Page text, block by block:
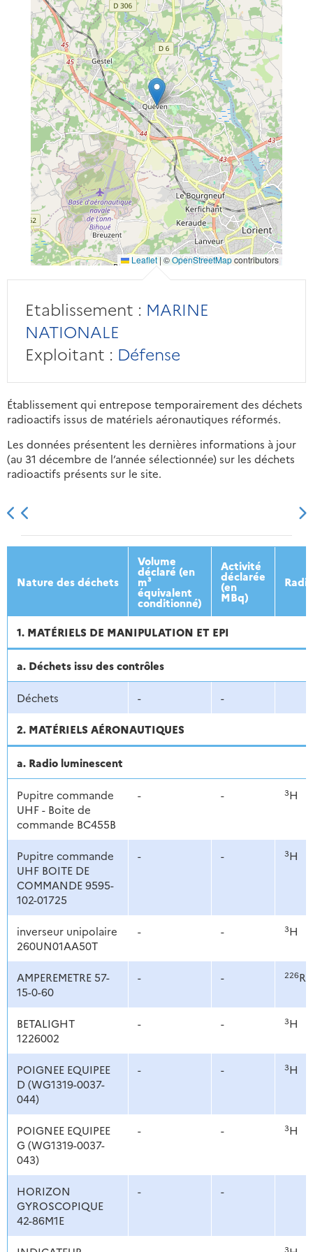
Leaflet | ©OpenStreetMapcontributors
Etablissement : MARINE
NATIONALE
Exploitant : Défense
Établissement qui entrepose temporairement des déchets
radioactifs issus de matériels aéronautiques réformés.
Les données présentent les dernières informations à jour
(au 31 décembre de l’année sélectionnée) sur les déchets
radioactifs présents sur le site.
2013 2014 2015 2016
Nature des déchets
Volume
déclaré (en
m³
équivalent
conditionné)
Activité
déclarée
(en
MBq)
1. MATÉRIELS DE MANIPULATION ET EPI
a. Déchets issu des contrôles
Déchets - -
2. MATÉRIELS AÉRONAUTIQUES
a. Radio luminescent
Pupitre commande
UHF - Boite de
commande BC455B
- - 3H
Pupitre commande
UHF BOITE DE
COMMANDE 9595-
102-01725
- - 3H
inverseur unipolaire
260UN01AA50T
- - 3H
AMPEREMETRE 57-
15-0-60
- - 226Ra
BETALIGHT
1226002
- - 3H
POIGNEE EQUIPEE
D (WG1319-0037-
044)
- - 3H
POIGNEE EQUIPEE
G (WG1319-0037-
043)
- - 3H
HORIZON
GYROSCOPIQUE
42-86M1E
- -
3